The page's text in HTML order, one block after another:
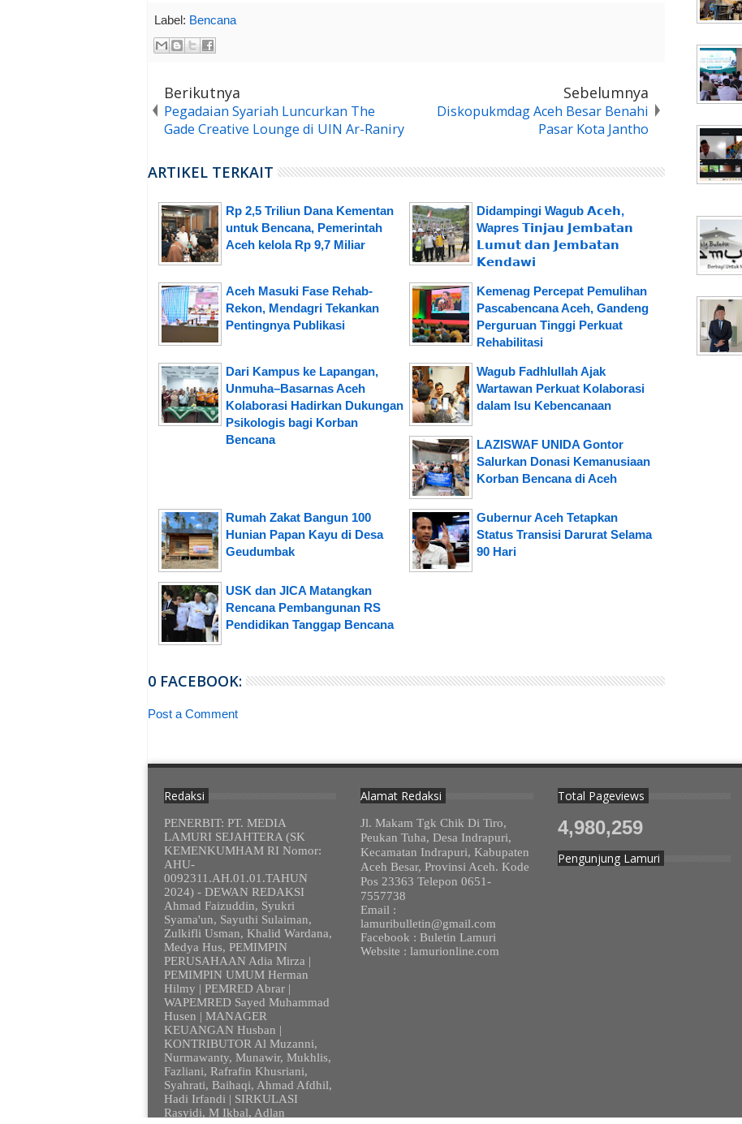
Label: Bencana
Berikutnya
Pegadaian Syariah Luncurkan The
Gade Creative Lounge di UIN Ar-Raniry
Sebelumnya
Diskopukmdag Aceh Besar Benahi
Pasar Kota Jantho
ARTIKEL TERKAIT
Rp 2,5 Triliun Dana Kementan
untuk Bencana, Pemerintah
Aceh kelola Rp 9,7 Miliar
Didampingi Wagub 𝗔𝗰𝗲𝗵,
Wapres 𝗧𝗶𝗻𝗷𝗮𝘂 𝗝𝗲𝗺𝗯𝗮𝘁𝗮𝗻
𝗟𝘂𝗺𝘂𝘁 𝗱𝗮𝗻 𝗝𝗲𝗺𝗯𝗮𝘁𝗮𝗻
𝗞𝗲𝗻𝗱𝗮𝘄𝗶
Aceh Masuki Fase Rehab-
Rekon, Mendagri Tekankan
Pentingnya Publikasi
Kemenag Percepat Pemulihan
Pascabencana Aceh, Gandeng
Perguruan Tinggi Perkuat
Rehabilitasi
Dari Kampus ke Lapangan,
Unmuha–Basarnas Aceh
Kolaborasi Hadirkan Dukungan
Psikologis bagi Korban
Bencana
Wagub Fadhlullah Ajak
Wartawan Perkuat Kolaborasi
dalam Isu Kebencanaan
LAZISWAF UNIDA Gontor
Salurkan Donasi Kemanusiaan
Korban Bencana di Aceh
Rumah Zakat Bangun 100
Hunian Papan Kayu di Desa
Geudumbak
Gubernur Aceh Tetapkan
Status Transisi Darurat Selama
90 Hari
USK dan JICA Matangkan
Rencana Pembangunan RS
Pendidikan Tanggap Bencana
0 FACEBOOK:
Post a Comment
Redaksi
PENERBIT: PT. MEDIA
LAMURI SEJAHTERA (SK
KEMENKUMHAM RI Nomor:
AHU-
0092311.AH.01.01.TAHUN
2024) - DEWAN REDAKSI
Ahmad Faizuddin, Syukri
Syama'un, Sayuthi Sulaiman,
Zulkifli Usman, Khalid Wardana,
Medya Hus, PEMIMPIN
PERUSAHAAN Adia Mirza |
PEMIMPIN UMUM Herman
Hilmy | PEMRED Abrar |
WAPEMRED Sayed Muhammad
Husen | MANAGER
KEUANGAN Husban |
KONTRIBUTOR Al Muzanni,
Nurmawanty, Munawir, Mukhlis,
Fazliani, Rafrafin Khusriani,
Syahrati, Baihaqi, Ahmad Afdhil,
Hadi Irfandi | SIRKULASI
Rasyidi, M Ikbal, Adlan
Alamat Redaksi
Jl. Makam Tgk Chik Di Tiro,
Peukan Tuha, Desa Indrapuri,
Kecamatan Indrapuri, Kabupaten
Aceh Besar, Provinsi Aceh. Kode
Pos 23363 Telepon 0651-
7557738
Email :
lamuribulletin@gmail.com
Facebook : Buletin Lamuri
Website : lamurionline.com
Total Pageviews
4,980,259
Pengunjung Lamuri